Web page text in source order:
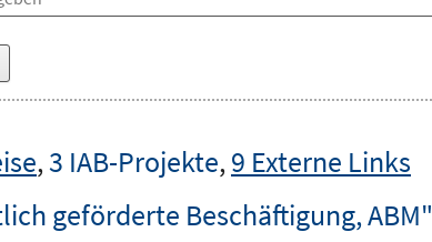
,3 IAB-Projekte,9 Externe Links
geförderte Beschäftigung, ABM"